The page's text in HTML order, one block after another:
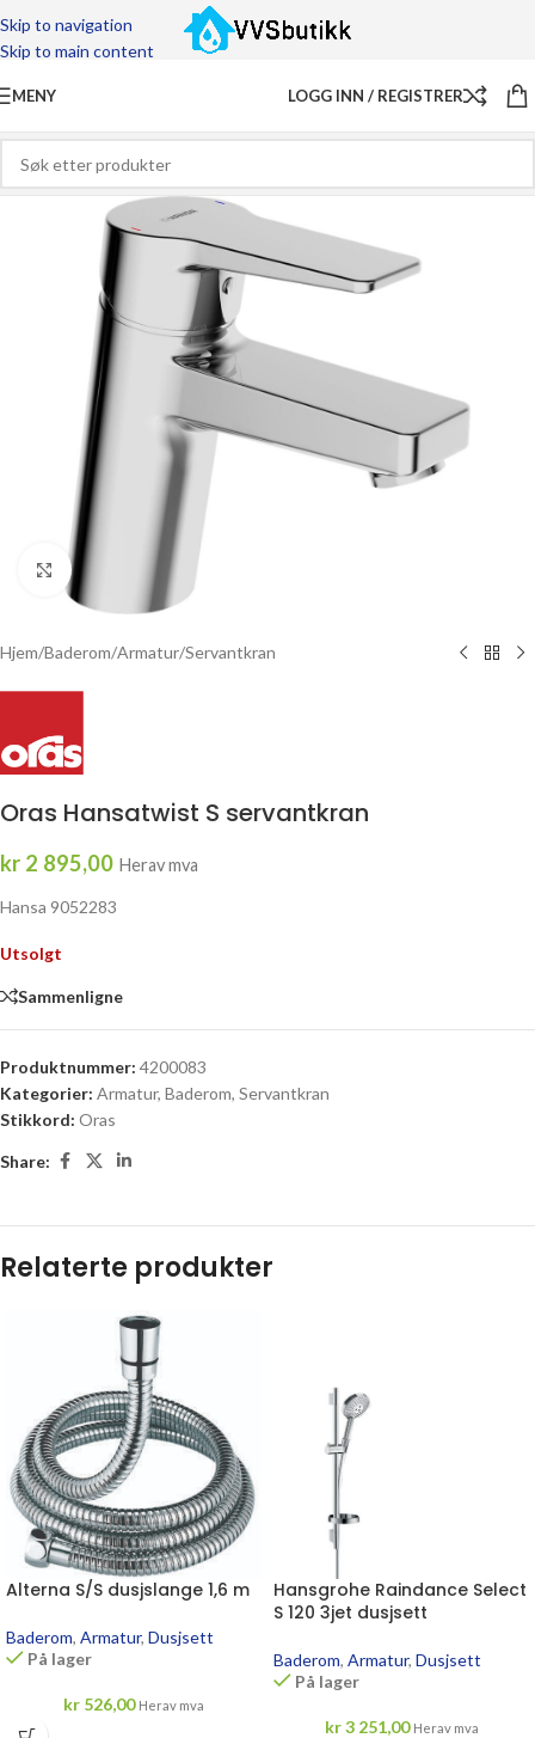
Skip to navigation
Skip to main content
MENY LOGG INN / REGISTRER
Click to enlarge
Hjem/Baderom/Armatur/Servantkran
Oras Hansatwist S servantkran
kr 2 895,00 Herav mva
Hansa 9052283
Utsolgt
Sammenligne
Produktnummer: 4200083
Kategorier: Armatur, Baderom, Servantkran
Stikkord: Oras
Share:
Relaterte produkter
Alterna S/S dusjslange 1,6 m
Baderom, Armatur, Dusjsett
På lager
kr 526,00 Herav mva
Hansgrohe Raindance Select
S 120 3jet dusjsett
Baderom, Armatur, Dusjsett
På lager
kr3 251,00 Herav mva